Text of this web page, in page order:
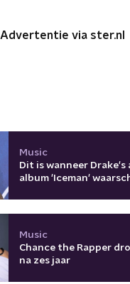
Advertentie via ster.nl
Music
Dit is wanneer Drake's
album 'Iceman'
Music
Chance the Rapper
na zes jaar